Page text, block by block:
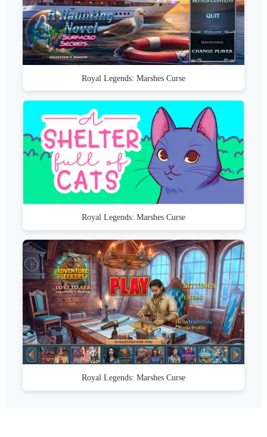
Royal Legends: Marshes Curse
Royal Legends: Marshes Curse
Royal Legends: Marshes Curse